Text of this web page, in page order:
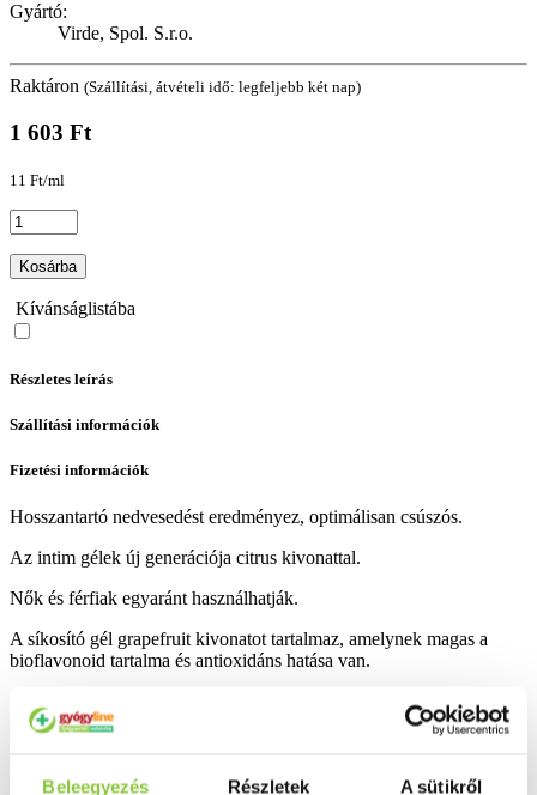
Beleegyezés Részletek A sütikről
Gyártó:
Virde, Spol. S.r.o.
Raktáron (Szállítási, átvételi idő: legfeljebb két nap)
1 603 Ft
11 Ft/ml
Kosárba
Kívánságlistába
Részletes leírás
Szállítási információk
Fizetési információk
Hosszantartó nedvesedést eredményez, optimálisan csúszós.
Az intim gélek új generációja citrus kivonattal.
Nők és férfiak egyaránt használhatják.
A síkosító gél grapefruit kivonatot tartalmaz, amelynek magas a
bioflavonoid tartalma és antioxidáns hatása van.
A felhasználás módja: a szükséges mennyiséget vigyük fel az intim
területre.